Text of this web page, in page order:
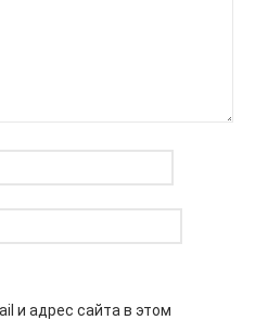
и адрес сайта в этом